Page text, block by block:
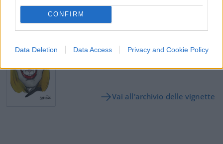
CONFIRM
Data Deletion Data Access Privacy and Cookie Policy
SEDUTE SATIRICHE
Vignetta del 07/08/2026
Vai all'archivio delle vignette